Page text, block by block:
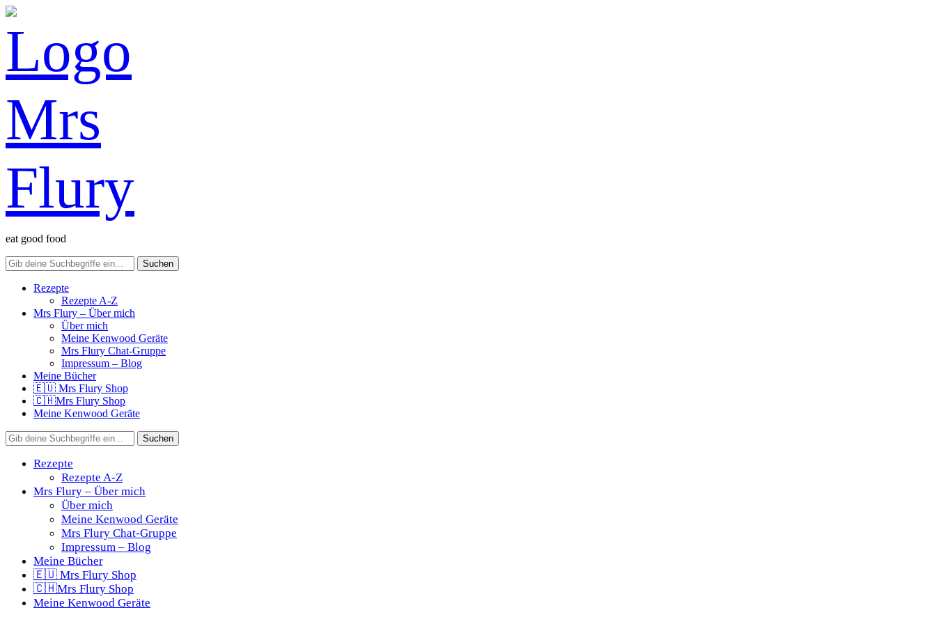
eat good food
Rezepte
Rezepte A-Z
Mrs Flury – Über mich
Über mich
Meine Kenwood Geräte
Mrs Flury Chat-Gruppe
Impressum – Blog
Meine Bücher
🇪🇺 Mrs Flury Shop
🇨🇭Mrs Flury Shop
Meine Kenwood Geräte
Rezepte
Rezepte A-Z
Mrs Flury – Über mich
Über mich
Meine Kenwood Geräte
Mrs Flury Chat-Gruppe
Impressum – Blog
Meine Bücher
🇪🇺 Mrs Flury Shop
🇨🇭Mrs Flury Shop
Meine Kenwood Geräte